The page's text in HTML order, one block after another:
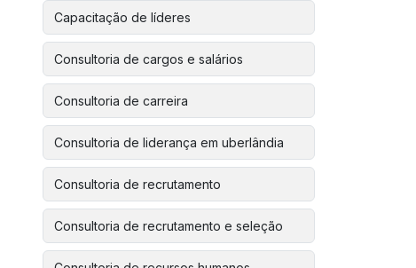
Capacitação de líderes
Consultoria de cargos e salários
Consultoria de carreira
Consultoria de liderança em uberlândia
Consultoria de recrutamento
Consultoria de recrutamento e seleção